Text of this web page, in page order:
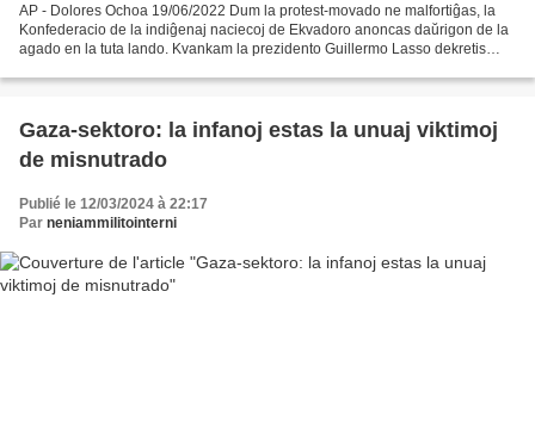
AP - Dolores Ochoa 19/06/2022 Dum la protest-movado ne malfortiĝas, la
Konfederacio de la indiĝenaj naciecoj de Ekvadoro anoncas daŭrigon de la
agado en la tuta lando. Kvankam la prezidento Guillermo Lasso dekretis
Gaza-sektoro: la infanoj estas la unuaj viktimoj
de misnutrado
Publié le 12/03/2024 à 22:17
Par neniammilitointerni